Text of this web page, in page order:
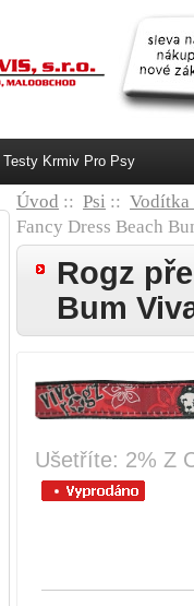
Testy Krmiv Pro Psy
Úvod :: Psi :: Vodítka
Fancy Dress Beach
Rogz
Bum
Ušetříte: 2% Z